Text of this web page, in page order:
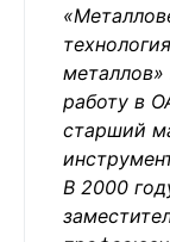
работу в
старший
В 2000